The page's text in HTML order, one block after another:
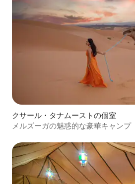
クサール・タナムーストの個室
メルズーガの魅惑的な豪華キャンプ